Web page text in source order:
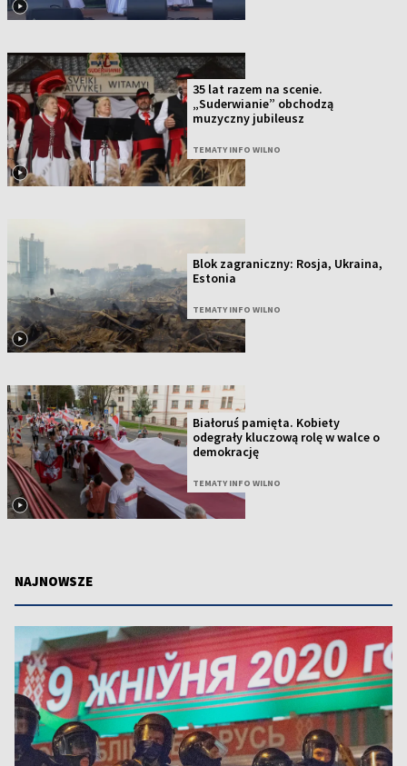
35 lat razem na scenie.
„Suderwianie” obchodzą
muzyczny jubileusz
TEMATY INFO WILNO
Blok zagraniczny: Rosja, Ukraina,
Estonia
TEMATY INFO WILNO
Białoruś pamięta. Kobiety
odegrały kluczową rolę w walce o
demokrację
TEMATY INFO WILNO
NAJNOWSZE